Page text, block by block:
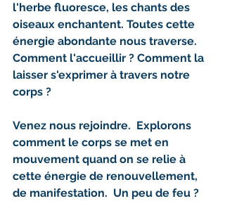
l'herbe fluoresce, les chants des
oiseaux enchantent. Toutes cette
énergie abondante nous traverse.
Comment l'accueillir ? Comment la
laisser s'exprimer à travers notre
corps ?
Venez nous rejoindre.  Explorons
comment le corps se met en
mouvement quand on se relie à
cette énergie de renouvellement,
de manifestation.  Un peu de feu ?